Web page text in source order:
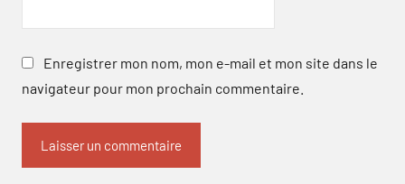
Enregistrer mon nom, mon e-mail et mon site dans le
navigateur pour mon prochain commentaire.